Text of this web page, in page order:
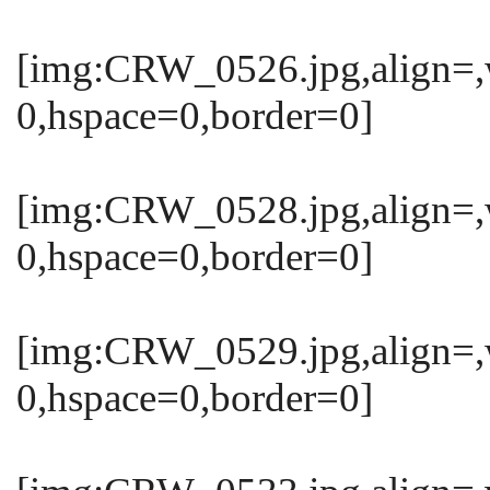
0,hspace=0,border=0]
0,hspace=0,border=0]
0,hspace=0,border=0]